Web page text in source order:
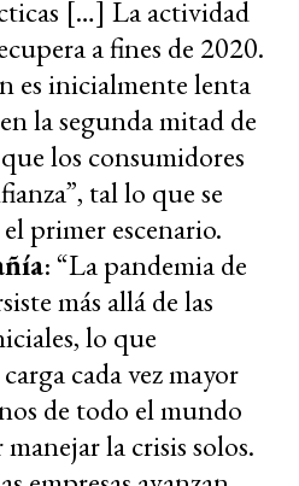
[…] La actividad
a fines de 2020.
es inicialmente lenta
la segunda mitad de
los consumidores
tal lo que se
el primer escenario.
: “La pandemia de
más allá de las
lo que
cada vez mayor
de todo el mundo
la crisis solos.